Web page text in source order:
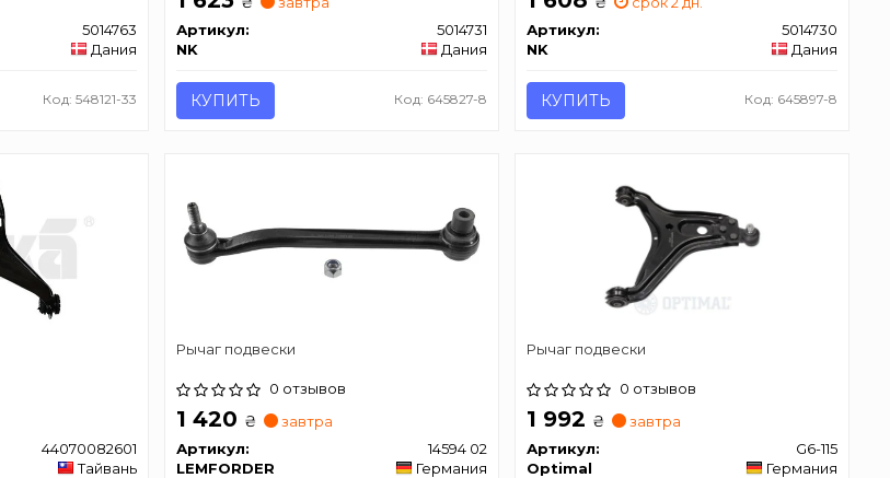
5014763
Дания
Код: 548121-33
Артикул:
5014731
NK
Дания
КУПИТЬ Код: 645827-8
Артикул:
5014730
NK
Дания
КУПИТЬ Код: 645897-8
44070082601
Тайвань
Рычаг подвески
0 отзывов
1 420 ₴
завтра
Артикул:
14594 02
LEMFORDER
Германия
Рычаг подвески
0 отзывов
1 992 ₴
завтра
Артикул:
G6-115
Optimal
Германия